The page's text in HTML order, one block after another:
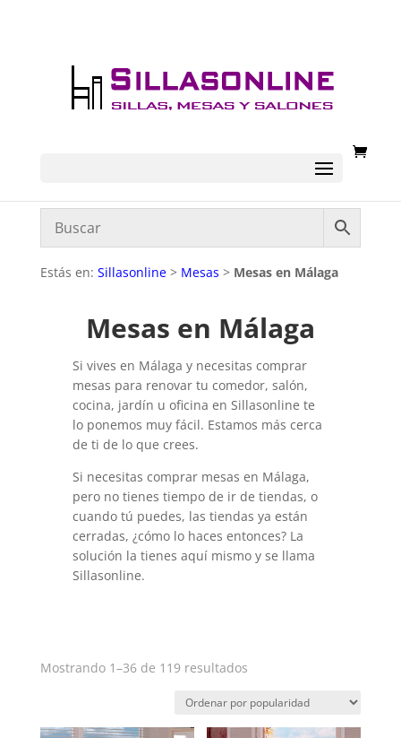
Estás en: Sillasonline> Mesas > Mesas en Málaga
Mesas en Málaga
Si vives en Málaga y necesitas comprar
mesas para renovar tu comedor, salón,
cocina, jardín u oficina en Sillasonline te
lo ponemos muy fácil. Estamos más cerca
de ti de lo que crees.
Si necesitas comprar mesas en Málaga,
pero no tienes tiempo de ir de tiendas, o
cuando tú puedes, las tiendas ya están
cerradas, ¿cómo lo haces entonces? La
solución la tienes aquí mismo y se llama
Sillasonline.
Mostrando 1–36 de 119 resultadosOrdenado
popularidad